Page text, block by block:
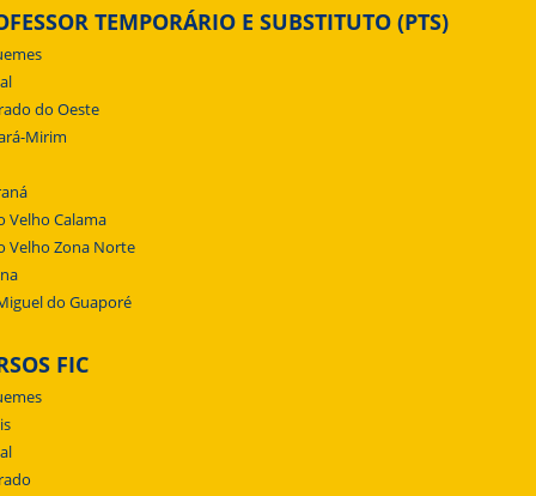
TEMPORÁRIO E SUBSTITUTO (PTS)
do Oeste
Mirim
Velho Calama
Velho Zona Norte
do Guaporé
FIC